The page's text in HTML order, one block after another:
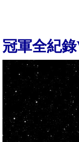
冠軍全紀